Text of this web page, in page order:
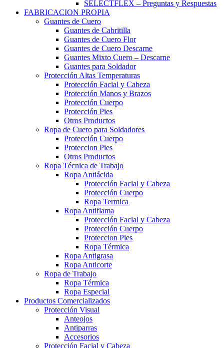
SELECTFLEX – Preguntas y Respuestas
FABRICACION PROPIA
Guantes de Cuero
Guantes de Cabritilla
Guantes de Cuero Flor
Guantes de Cuero Descarne
Guantes Mixto Cuero – Descarne
Guantes para Soldador
Protección Altas Temperaturas
Protección Facial y Cabeza
Protección Manos y Brazos
Protección Cuerpo
Protección Pies
Otros Productos
Ropa de Cuero para Soldadores
Protección Cuerpo
Proteccion Pies
Otros Productos
Ropa Técnica de Trabajo
Ropa Antiácida
Protección Facial y Cabeza
Protección Cuerpo
Ropa Termica
Ropa Antiflama
Protección Facial y Cabeza
Protección Cuerpo
Proteccion Pies
Ropa Térmica
Ropa Antigrasa
Ropa Anticorte
Ropa de Trabajo
Ropa Térmica
Ropa Especial
Productos Comercializados
Protección Visual
Anteojos
Antiparras
Accesorios
Protección Facial y Cabeza